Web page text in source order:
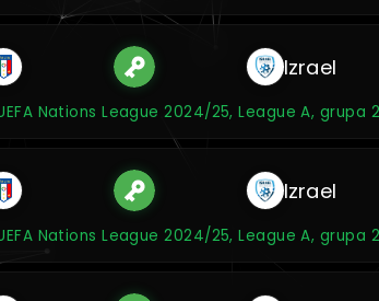
Izrael
Nations League 2024/25, League A, grupa 2
Izrael
Nations League 2024/25, League A, grupa 2